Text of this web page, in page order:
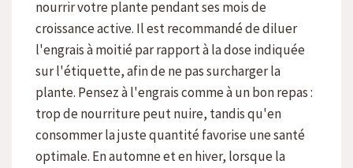
nourrir votre plante pendant ses mois de
croissance active. Il est recommandé de diluer
l'engrais à moitié par rapport à la dose indiquée
sur l'étiquette, afin de ne pas surcharger la
plante. Pensez à l'engrais comme à un bon repas :
trop de nourriture peut nuire, tandis qu'en
consommer la juste quantité favorise une santé
optimale. En automne et en hiver, lorsque la